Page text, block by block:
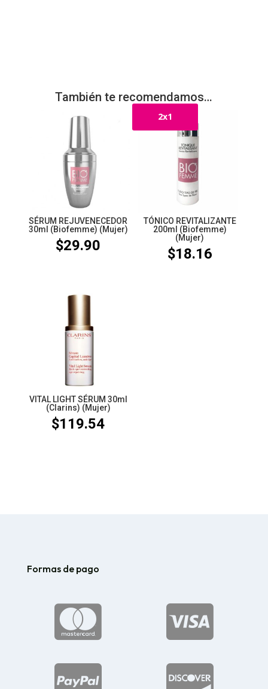
También te recomendamos…
SÉRUM REJUVENECEDOR
30ml (Biofemme) (Mujer)
$29.90
2x1
TÓNICO REVITALIZANTE
200ml (Biofemme)
(Mujer)
$18.16
VITAL LIGHT SÉRUM 30ml
(Clarins) (Mujer)
$119.54
Formas de pago

